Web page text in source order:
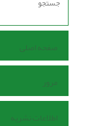
صفحه اصلی
مرور
اطلاعات نشریه